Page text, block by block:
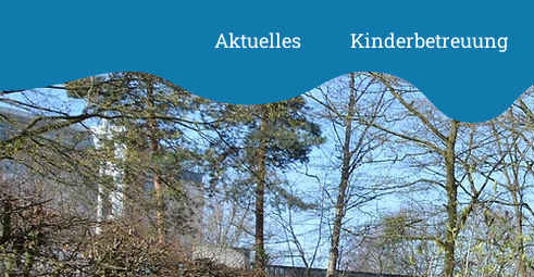
Aktuelles Kinderbetreuung